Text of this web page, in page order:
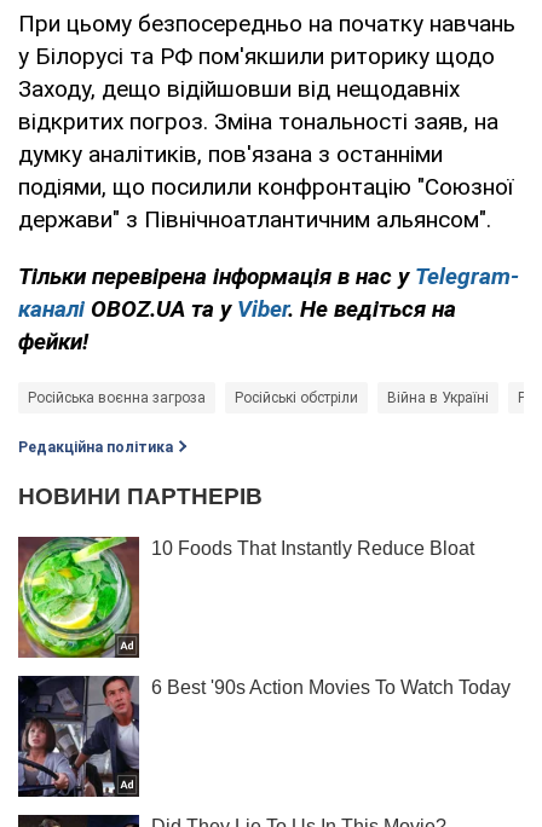
При цьому безпосередньо на початку навчань
у Білорусі та РФ пом'якшили риторику щодо
Заходу, дещо відійшовши від нещодавніх
відкритих погроз. Зміна тональності заяв, на
думку аналітиків, пов'язана з останніми
подіями, що посилили конфронтацію "Союзної
держави" з Північноатлантичним альянсом".
Тільки перевірена інформація в нас у Telegram-
каналі OBOZ.UA та у Viber. Не ведіться на
фейки!
Російська воєнна загроза Російські обстріли Війна в Україні
Редакційна політика